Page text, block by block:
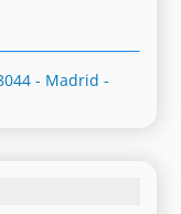
- Madrid -